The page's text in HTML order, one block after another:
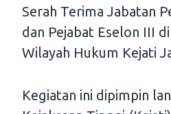
Serah Terima Jabatan
dan Pejabat Eselon III
Wilayah Hukum Kejati
Kegiatan ini dipimpin